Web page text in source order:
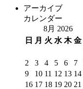
アーカイブ
カレンダー
8月 2026
日
月 火 水 木 金
2
3 4 5 6 7
9
10 11 12 13 14
16 17 18 19 20 21